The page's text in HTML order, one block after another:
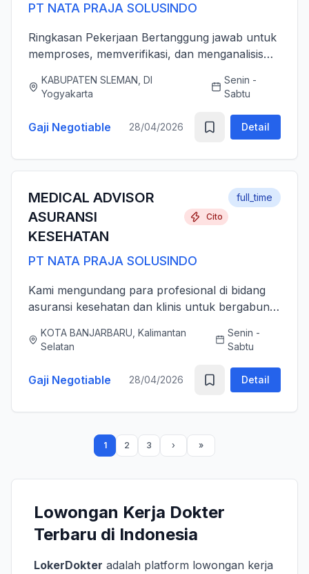
PT NATA PRAJA SOLUSINDO
Ringkasan Pekerjaan Bertanggung jawab untuk
memproses, memverifikasi, dan menganalisis
dan rawat jalan) secara akurat, tepat waktu,
serta sesuai dengan ...
KABUPATEN SLEMAN, DI
Yogyakarta
Senin -
Sabtu
Gaji Negotiable 28/04/2026 Detail
MEDICAL ADVISOR
ASURANSI
KESEHATAN
Cito
PT NATA PRAJA SOLUSINDO
full_time
Kami mengundang para profesional di bidang
asuransi kesehatan dan klinis untuk bergabung
(Senior Officer) untuk memperkuat layanan
KOTA BANJARBARU, Kalimantan
Selatan
Senin -
Sabtu
Gaji Negotiable 28/04/2026 Detail
1 2 3
Lowongan Kerja Dokter
Terbaru di Indonesia
LokerDokter adalah platform lowongan kerja